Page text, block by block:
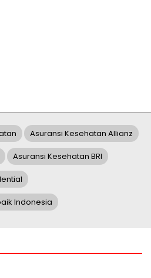
Asuransi Kesehatan Allianz
Asuransi Kesehatan BRI
Indonesia